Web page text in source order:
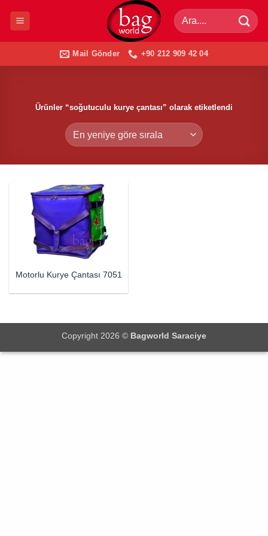
Ara:
Mail Gönder +90 212 909 42 04
Ürünler “soğutuculu kurye çantası” olarak etiketlendi
Motorlu Kurye Çantası 7051
Copyright 2026 © Bagworld Saraciye